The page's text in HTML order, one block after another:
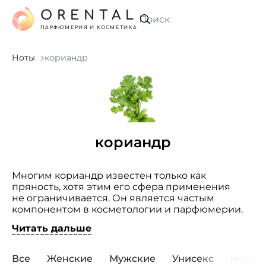
Искать
ORENTAL
ПАРФЮМЕРИЯ И КОСМЕТИКА
Ноты кориандр
кориандр
Многим кориандр известен только как
пряность, хотя этим его сфера применения
не ограничивается. Он является частым
компонентом в косметологии и парфюмерии.
за свойства афродизиака и добавлялся в вино.
в парфюмерии началось еще в XIX веке. Его
Читать дальше
Все Женские Мужские Унисекс